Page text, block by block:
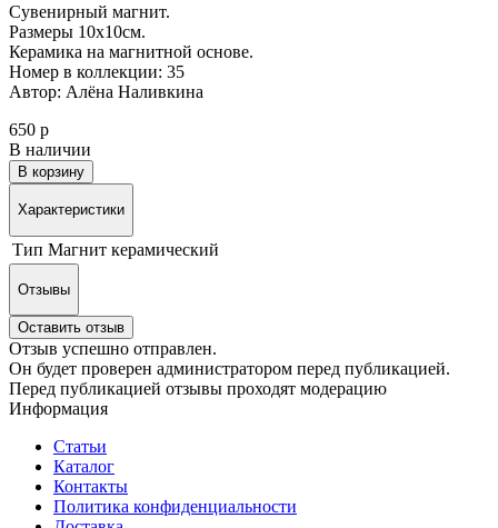
Сувенирный магнит.
Размеры 10х10см.
Керамика на магнитной основе.
Номер в коллекции: 35
Автор: Алёна Наливкина
650 р
В наличии
В корзину
Характеристики
Тип Магнит керамический
Отзывы
Оставить отзыв
Отзыв успешно отправлен.
Он будет проверен администратором перед публикацией.
Перед публикацией отзывы проходят модерацию
Информация
Статьи
Каталог
Контакты
Политика конфиденциальности